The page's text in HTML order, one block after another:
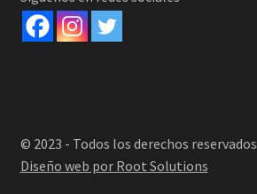
© 2023 - Todos los derechos reservados
Diseño web por Root Solutions